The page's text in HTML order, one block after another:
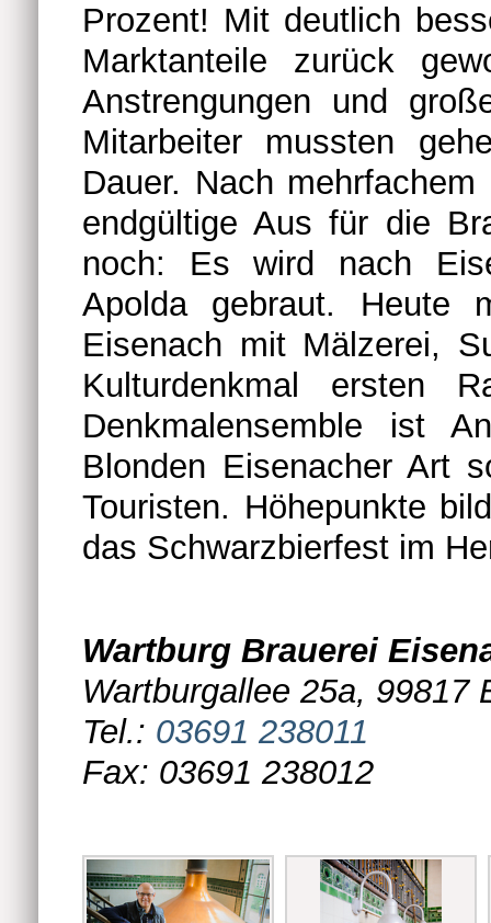
Prozent! Mit deutlich
Marktanteile zurück
Anstrengungen und
Mitarbeiter mussten
Dauer. Nach
endgültige Aus für die
noch: Es wird nach
Apolda gebraut. Heute
Eisenach mit Mälzerei,
Kulturdenkmal ersten
Denkmalensemble ist
Blonden Eisenacher Art
Touristen. Höhepunkte
das Schwarzbierfest im
Wartburg Brauerei
Wartburgallee 25a, 99817
Tel.: 03691 238011
Fax: 03691 238012